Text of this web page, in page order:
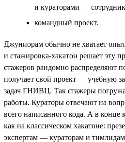
и кураторами —
командный проект.
Джуниорам обычно не хватает
и стажировка-хакатон решает эту
стажеров рандомно распределяют
получает свой проект — учебную
задач ГНИВЦ. Так стажеры
работы. Кураторы отвечают на
всего написанного кода. А в конце
как на классическом хакатоне:
экспертам — кураторам и